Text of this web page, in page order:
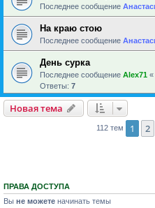
Последнее сообщение
На краю стою
Последнее сообщение
День сурка
Последнее сообщение Alex71 «
Ответы: 7
Новая тема
112 тем 1 2
ПРАВА ДОСТУПА
Вы не можете начинать темы